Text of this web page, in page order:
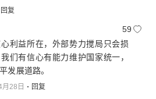
回复
59
利益所在，外部势力搅局只会损
们有信心有能力维护国家统一，
发展道路。
月28日 回复